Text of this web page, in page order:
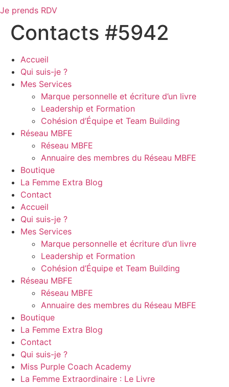
Je prends RDV
Contacts #5942
Accueil
Qui suis-je ?
Mes Services
Marque personnelle et écriture d’un livre
Leadership et Formation
Cohésion d’Équipe et Team Building
Réseau MBFE
Réseau MBFE
Annuaire des membres du Réseau MBFE
Boutique
La Femme Extra Blog
Contact
Accueil
Qui suis-je ?
Mes Services
Marque personnelle et écriture d’un livre
Leadership et Formation
Cohésion d’Équipe et Team Building
Réseau MBFE
Réseau MBFE
Annuaire des membres du Réseau MBFE
Boutique
La Femme Extra Blog
Contact
Qui suis-je ?
Miss Purple Coach Academy
La Femme Extraordinaire : Le Livre